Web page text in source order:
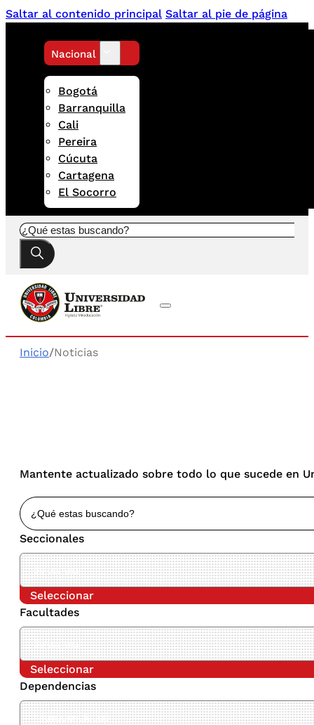
Saltar al contenido principal Saltar al pie de página
Nacional
Bogotá
Barranquilla
Cali
Pereira
Cúcuta
Cartagena
El Socorro
Buscar
Inicio/Noticias
Mantente actualizado sobre todo lo que sucede en
Seccionales
Seleccionar
Facultades
Seleccionar
Dependencias